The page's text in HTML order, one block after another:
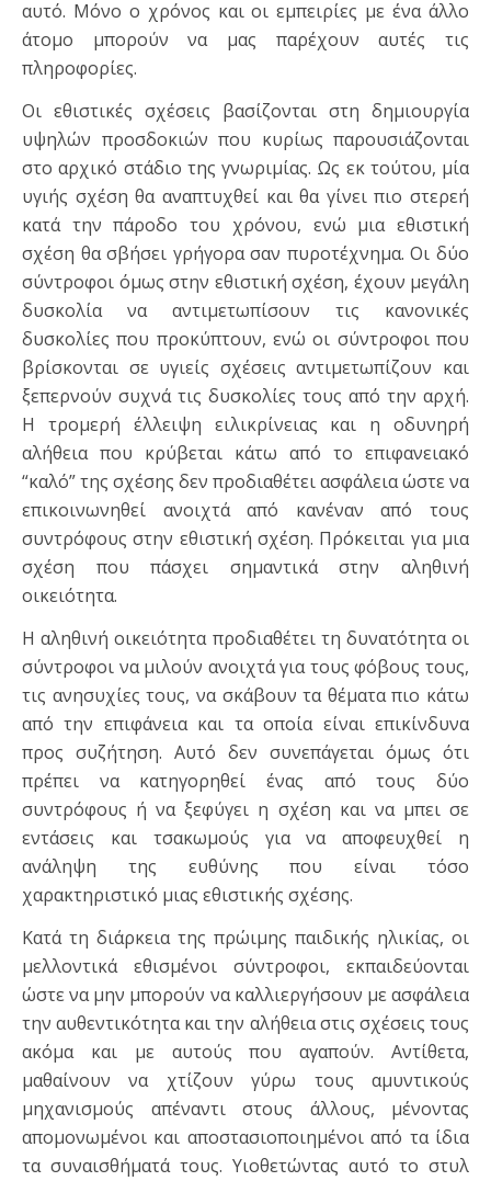
αυτό. Μόνο ο χρόνος και οι εμπειρίες με ένα άλλο
άτομο μπορούν να μας παρέχουν αυτές τις
πληροφορίες.
Οι εθιστικές σχέσεις βασίζονται στη δημιουργία
υψηλών προσδοκιών που κυρίως παρουσιάζονται
στο αρχικό στάδιο της γνωριμίας. Ως εκ τούτου, μία
υγιής σχέση θα αναπτυχθεί και θα γίνει πιο στερεή
κατά την πάροδο του χρόνου, ενώ μια εθιστική
σχέση θα σβήσει γρήγορα σαν πυροτέχνημα. Οι δύο
σύντροφοι όμως στην εθιστική σχέση, έχουν μεγάλη
δυσκολία να αντιμετωπίσουν τις κανονικές
δυσκολίες που προκύπτουν, ενώ οι σύντροφοι που
βρίσκονται σε υγιείς σχέσεις αντιμετωπίζουν και
ξεπερνούν συχνά τις δυσκολίες τους από την αρχή.
Η τρομερή έλλειψη ειλικρίνειας και η οδυνηρή
αλήθεια που κρύβεται κάτω από το επιφανειακό
“καλό” της σχέσης δεν προδιαθέτει ασφάλεια ώστε να
επικοινωνηθεί ανοιχτά από κανέναν από τους
συντρόφους στην εθιστική σχέση. Πρόκειται για μια
σχέση που πάσχει σημαντικά στην αληθινή
οικειότητα.
Η αληθινή οικειότητα προδιαθέτει τη δυνατότητα οι
σύντροφοι να μιλούν ανοιχτά για τους φόβους τους,
τις ανησυχίες τους, να σκάβουν τα θέματα πιο κάτω
από την επιφάνεια και τα οποία είναι επικίνδυνα
προς συζήτηση. Αυτό δεν συνεπάγεται όμως ότι
πρέπει να κατηγορηθεί ένας από τους δύο
συντρόφους ή να ξεφύγει η σχέση και να μπει σε
εντάσεις και τσακωμούς για να αποφευχθεί η
ανάληψη της ευθύνης που είναι τόσο
χαρακτηριστικό μιας εθιστικής σχέσης.
Κατά τη διάρκεια της πρώιμης παιδικής ηλικίας, οι
μελλοντικά εθισμένοι σύντροφοι, εκπαιδεύονται
ώστε να μην μπορούν να καλλιεργήσουν με ασφάλεια
την αυθεντικότητα και την αλήθεια στις σχέσεις τους
ακόμα και με αυτούς που αγαπούν. Αντίθετα,
μαθαίνουν να χτίζουν γύρω τους αμυντικούς
μηχανισμούς απέναντι στους άλλους, μένοντας
απομονωμένοι και αποστασιοποιημένοι από τα ίδια
τα συναισθήματά τους. Υιοθετώντας αυτό το στυλ